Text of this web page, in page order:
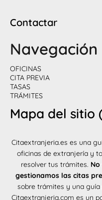
Contactar
Navegación
OFICINAS
CITA PREVIA
TASAS
TRÁMITES
Mapa del sitio
Citaextranjeria.es es una
oficinas de extranjería y
resolver tus trámites.
gestionamos las citas
sobre trámites y una
Citaextranjeria.com es un